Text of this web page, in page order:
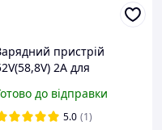
пристрій
2A для
mm), новий,
до відправки
5.0 (1)